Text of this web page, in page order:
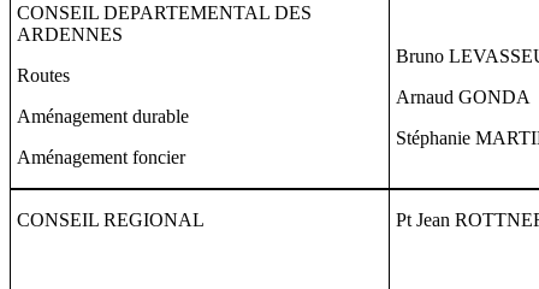
CONSEIL DEPARTEMENTAL DES
ARDENNES
Routes
Aménagement durable
Aménagement foncier
Bruno
Arnaud GONDA
Stéphanie
CONSEIL REGIONAL Pt Jean